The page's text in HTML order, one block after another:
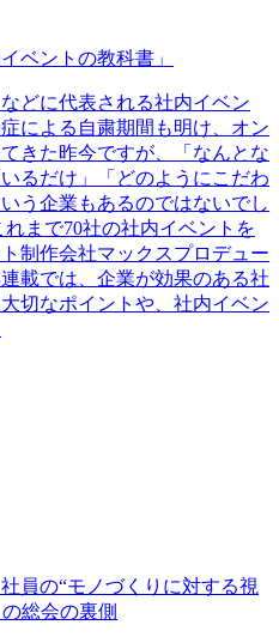
ベントの教科書」
どに代表される社内イベン
による自粛期間も明け、オン
きた昨今ですが、「なんとな
るだけ」「どのようにこだわ
う企業もあるのではないでし
まで70社の社内イベントを
制作会社マックスプロデュー
載では、企業が効果のある社
切なポイントや、社内イベン
員の“モノづくりに対する視
総会の裏側